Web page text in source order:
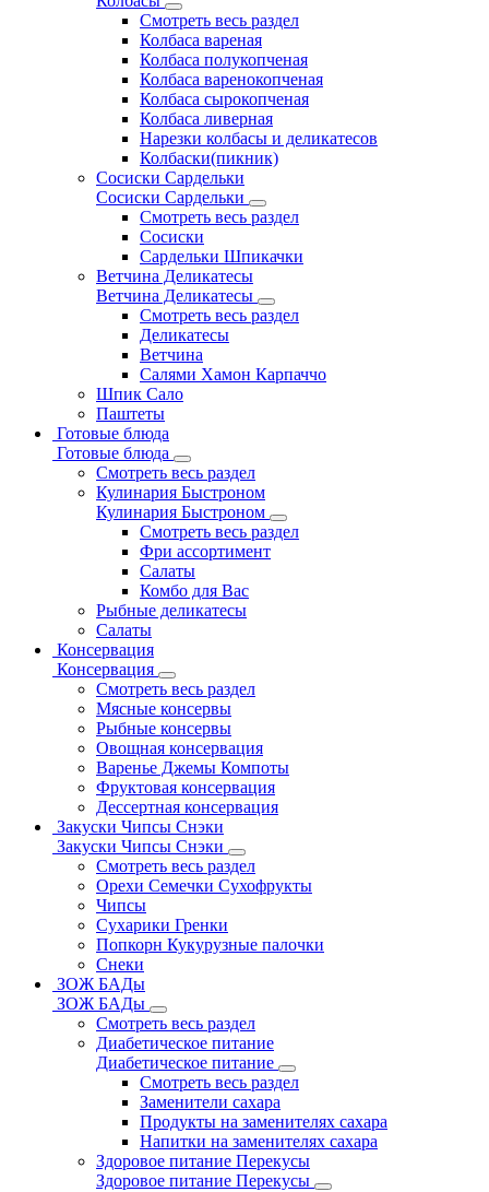
Смотреть весь раздел
Колбаса вареная
Колбаса полукопченая
Колбаса варенокопченая
Колбаса сырокопченая
Колбаса ливерная
Нарезки колбасы и деликатесов
Колбаски(пикник)
Сосиски Сардельки
Сосиски Сардельки
Смотреть весь раздел
Сосиски
Сардельки Шпикачки
Ветчина Деликатесы
Ветчина Деликатесы
Смотреть весь раздел
Деликатесы
Ветчина
Салями Хамон Карпаччо
Шпик Сало
Паштеты
Готовые блюда
Готовые блюда
Смотреть весь раздел
Кулинария Быстроном
Кулинария Быстроном
Смотреть весь раздел
Фри ассортимент
Салаты
Комбо для Вас
Рыбные деликатесы
Салаты
Консервация
Консервация
Смотреть весь раздел
Мясные консервы
Рыбные консервы
Овощная консервация
Варенье Джемы Компоты
Фруктовая консервация
Дессертная консервация
Закуски Чипсы Снэки
Закуски Чипсы Снэки
Смотреть весь раздел
Орехи Семечки Сухофрукты
Чипсы
Сухарики Гренки
Попкорн Кукурузные палочки
Снеки
ЗОЖ БАДы
ЗОЖ БАДы
Смотреть весь раздел
Диабетическое питание
Диабетическое питание
Смотреть весь раздел
Заменители сахара
Продукты на заменителях сахара
Напитки на заменителях сахара
Здоровое питание Перекусы
Здоровое питание Перекусы